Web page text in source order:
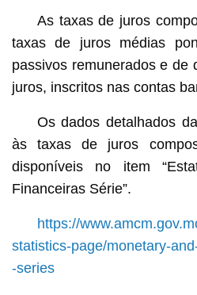
As taxas de juros
taxas de juros médias
passivos remunerados e de
juros, inscritos nas contas
Os dados detalhados
às taxas de juros
disponíveis no item
Financeiras Série”.
https://
statistics-page/monetary-
-series